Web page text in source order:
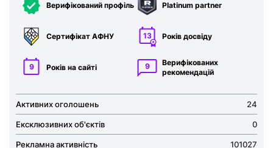
Верифікований профіль Platinum partner
Сертифікат АФНУ 13 Років досвіду
9 Років на сайті 9
Верифікованих
рекомен­дацій
Активних оголошень 24
Ексклюзивних об'єктів 0
Рекламна активність 101027